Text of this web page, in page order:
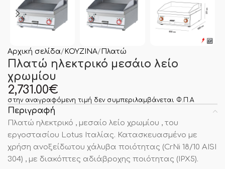
Αρχική σελίδα ΚΟΥΖΙΝΑ Πλατώ
Πλατώ ηλεκτρικό μεσάιο λείο
χρωμίου
2,731.00€
στην αναγραφόμενη τιμή δεν συμπεριλαμβάνεται Φ.Π.Α
Περιγραφή
Πλατώ ηλεκτρικό , μεσαίο λείο χρωμίου , του
εργοστασίου Lotus Ιταλίας. Κατασκευασμένο με
χρήση ανοξείδωτου χάλυβα ποιότητας (CrNi 18/10 AISI
304) , με διακόπτες αδιάβροχης ποιότητας (IPX5).